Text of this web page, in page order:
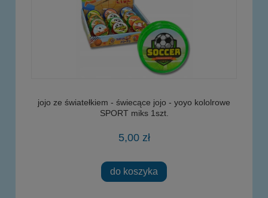
jojo ze światełkiem - świecące jojo - yoyo kololrowe
SPORT miks 1szt.
5,00 zł
do koszyka